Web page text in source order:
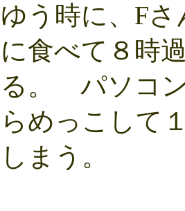
ゆう時に、F
に食べて８時
る。 パソコ
らめっこして
しまう。